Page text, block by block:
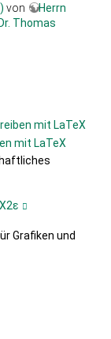
von
Herrn
Thomas
mit LaTeX
mit LaTeX
Grafiken und